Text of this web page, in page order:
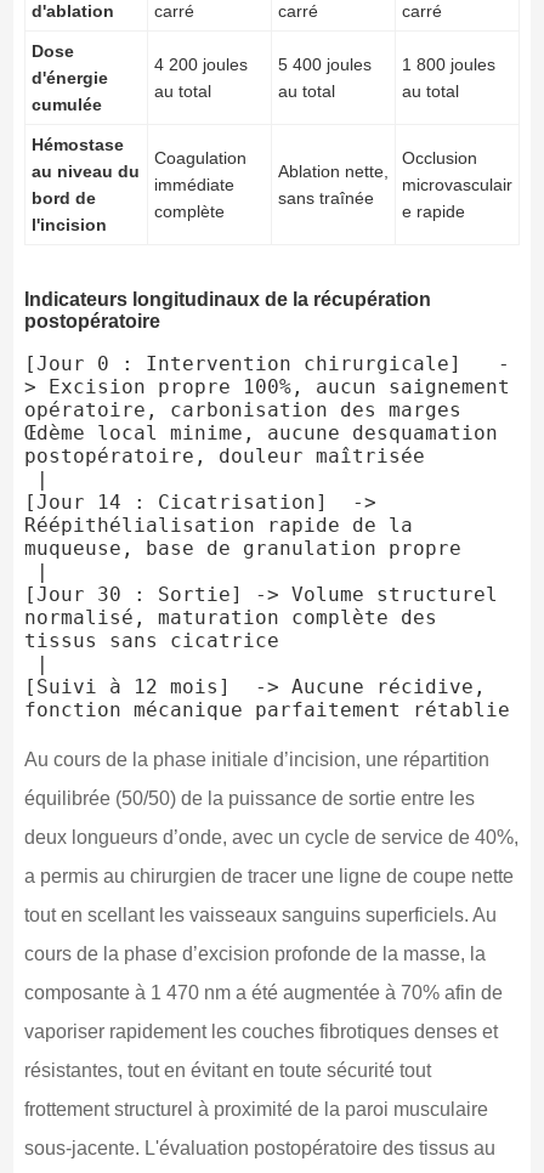
d'ablation
carré
carré
carré
Dose
d'énergie
cumulée
4 200 joules
au total
5 400 joules
au total
1 800 joules
au total
Hémostase
au niveau du
bord de
l'incision
Coagulation
immédiate
complète
Ablation nette,
sans traînée
Occlusion
microvasculair
e rapide
Indicateurs longitudinaux de la récupération
postopératoire
[Jour 0 : Intervention chirurgicale]   -
> Excision propre 100%, aucun saignement
opératoire, carbonisation des marges
Œdème local minime, aucune desquamation
postopératoire, douleur maîtrisée
[Jour 14 : Cicatrisation]  ->
Réépithélialisation rapide de la
muqueuse, base de granulation propre
[Jour 30 : Sortie] -> Volume structurel
normalisé, maturation complète des
tissus sans cicatrice
[Suivi à 12 mois]  -> Aucune récidive,
Au cours de la phase initiale d’incision, une répartition
équilibrée (50/50) de la puissance de sortie entre les
deux longueurs d’onde, avec un cycle de service de 40%,
a permis au chirurgien de tracer une ligne de coupe nette
tout en scellant les vaisseaux sanguins superficiels. Au
cours de la phase d’excision profonde de la masse, la
composante à 1 470 nm a été augmentée à 70% afin de
vaporiser rapidement les couches fibrotiques denses et
résistantes, tout en évitant en toute sécurité tout
frottement structurel à proximité de la paroi musculaire
sous-jacente. L'évaluation postopératoire des tissus au